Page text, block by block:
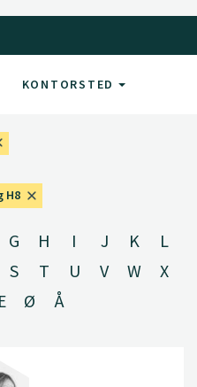
KONTORSTED
H8
G H I J K
L
S T U V W
X
Ø Å